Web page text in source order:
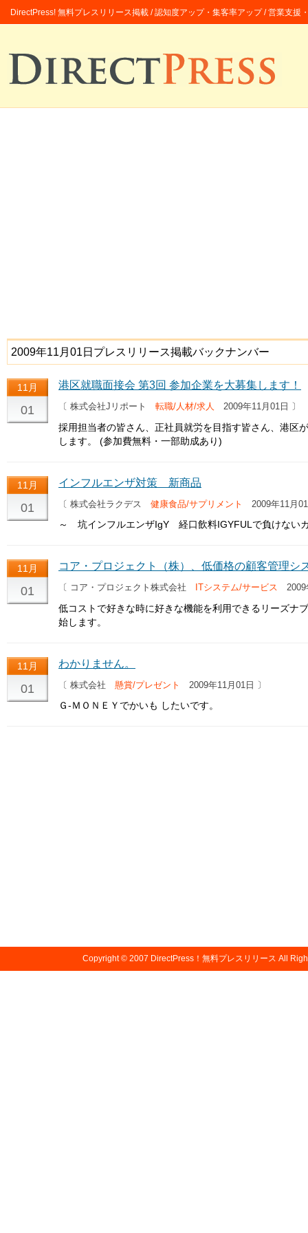
DirectPress! 無料プレスリリース掲載 / 認知度アップ・集客率アップ / 営業支援
2009年11月01日プレスリリース掲載バックナンバー
11月
01
港区就職面接会 第3回 参加企業を大募集します！
〔 株式会社Jリポート 転職/人材/求人 2009年11月01日 〕
採用担当者の皆さん、正社員就労を目指す皆さん、港区
します。 (参加費無料・一部助成あり)
11月
01
インフルエンザ対策 新商品
〔 株式会社ラクデス 健康食品/サプリメント 2009年11月
～ 坑インフルエンザIgY 経口飲料IGYFULで負けない
11月
01
コア・プロジェクト（株）、低価格の顧客管理シ
〔 コア・プロジェクト株式会社 ITシステム/サービス 2009
低コストで好きな時に好きな機能を利用できるリーズナ
始します。
11月
01
わかりません。
〔 株式会社 懸賞/プレゼント 2009年11月01日 〕
Ｇ-ＭＯＮＥＹでかいも したいです。
Copyright © 2007 DirectPress！無料プレスリリース All